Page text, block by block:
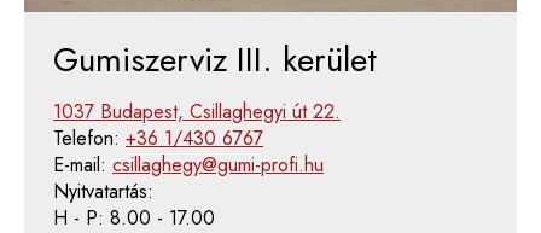
Gumiszerviz III. kerület
1037 Budapest, Csillaghegyi út 22.
Telefon: +36 1/430 6767
E-mail: csillaghegy@gumi-profi.hu
Nyitvatartás:
H - P: 8.00 - 17.00